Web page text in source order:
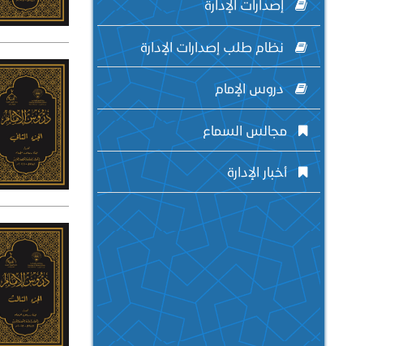
إصدارات الإدارة
نظام طلب إصدارات الإدارة
دروس الإمام
مجالس السماع
أخبار الإدارة